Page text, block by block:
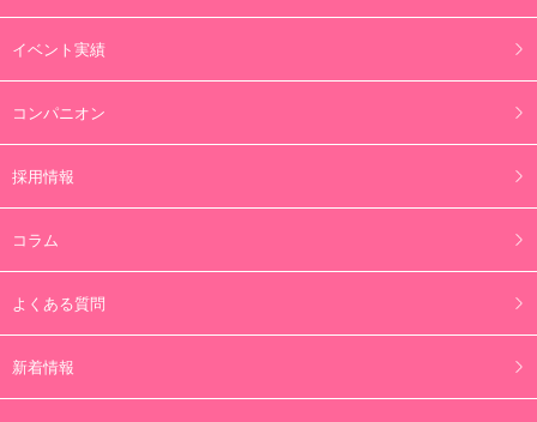
イベント実績
コンパニオン
採用情報
コラム
よくある質問
新着情報